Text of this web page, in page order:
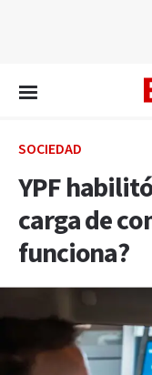
SOCIEDAD
YPF
carga de
funciona?